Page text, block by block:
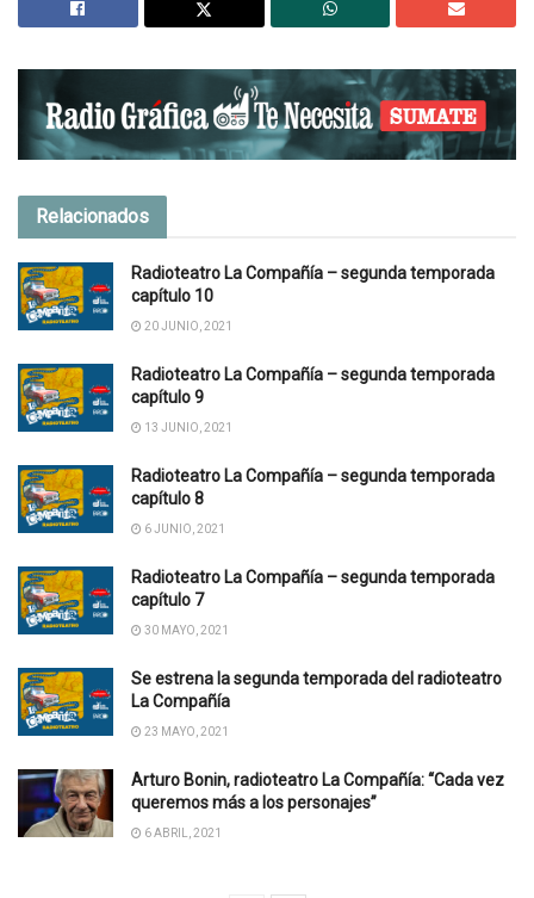
Relacionados
Radioteatro La Compañía – segunda temporada
capítulo 10
20 JUNIO, 2021
Radioteatro La Compañía – segunda temporada
capítulo 9
13 JUNIO, 2021
Radioteatro La Compañía – segunda temporada
capítulo 8
6 JUNIO, 2021
Radioteatro La Compañía – segunda temporada
capítulo 7
30 MAYO, 2021
Se estrena la segunda temporada del radioteatro
La Compañía
23 MAYO, 2021
Arturo Bonin, radioteatro La Compañía: “Cada vez
queremos más a los personajes”
6 ABRIL, 2021